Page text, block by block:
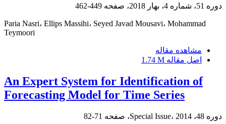
دوره 51، شماره 4، بهار 2018، صفحه 449-462
Paria Nasri، Ellips Massihi، Seyed Javad Mousavi، Mohammad
Teymoori
مشاهده مقاله
اصل مقاله 1.74 M
An Expert System for Identification of
Forecasting Model for Time Series
دوره 48، Special Issue، 2014، صفحه 71-82